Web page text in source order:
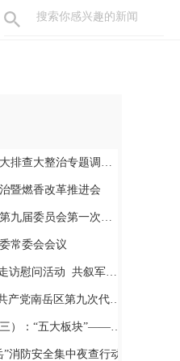
大整治专题调度会召开
暨燃香改革推进会
会议召开 王慧敏当选为中共南岳区委书记
常委会会议
问活动 共叙军民鱼水情
岳区第九次代表大会胜利闭幕
板块”——南岳未来五年的空间蓝图
消防安全集中夜查行动